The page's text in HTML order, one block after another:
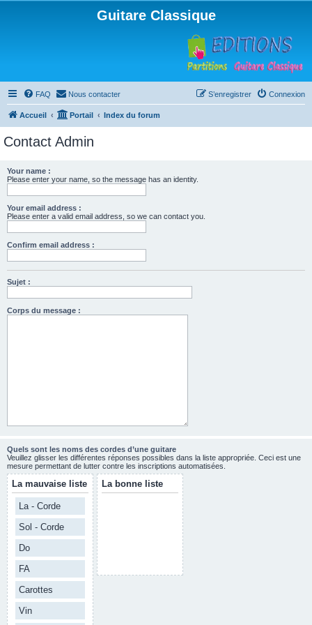
Guitare Classique
FAQ Nous contacter Connexion
S’enregistrer
Accueil Portail Index du forum
Contact Admin
Your name :
Please enter your name, so the message has an identity.
Your email address :
Please enter a valid email address, so we can contact you.
Confirm email address :
Sujet :
Corps du message :
Quels sont les noms des cordes d’une guitare
Veuillez glisser les différentes réponses possibles dans la liste appropriée. Ceci est une
mesure permettant de lutter contre les inscriptions automatisées.
La mauvaise liste
La - Corde
Sol - Corde
Do
FA
Carottes
Vin
La bonne liste